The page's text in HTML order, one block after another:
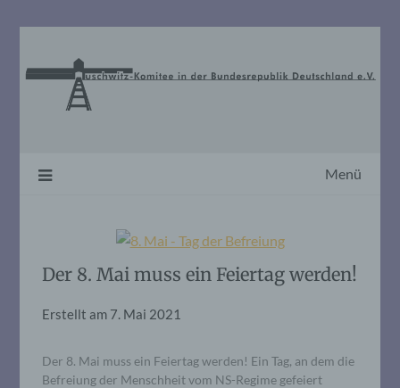
Menü
Der 8. Mai muss ein Feiertag werden!
Erstellt am 7. Mai 2021
Der 8. Mai muss ein Feiertag werden! Ein Tag, an dem die
Befreiung der Menschheit vom NS-Regime gefeiert